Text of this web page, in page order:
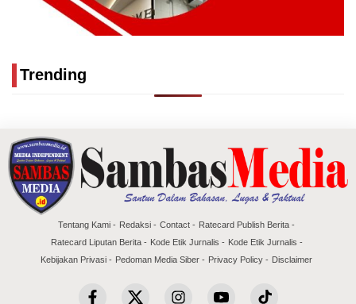
Trending
Tentang Kami Redaksi Contact
Ratecard Publish Berita
Ratecard Liputan Berita
Kode Etik Jurnalis
Kode Etik Jurnalis
Kebijakan Privasi
Pedoman Media Siber Privacy Policy Disclaimer